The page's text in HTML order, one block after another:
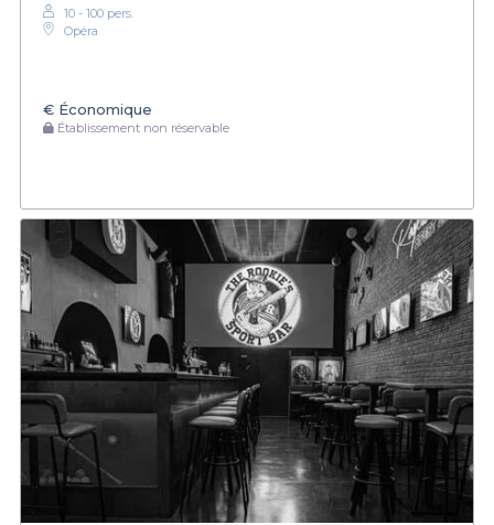
10 - 100 pers.
Opéra
€ Économique
Établissement non réservable